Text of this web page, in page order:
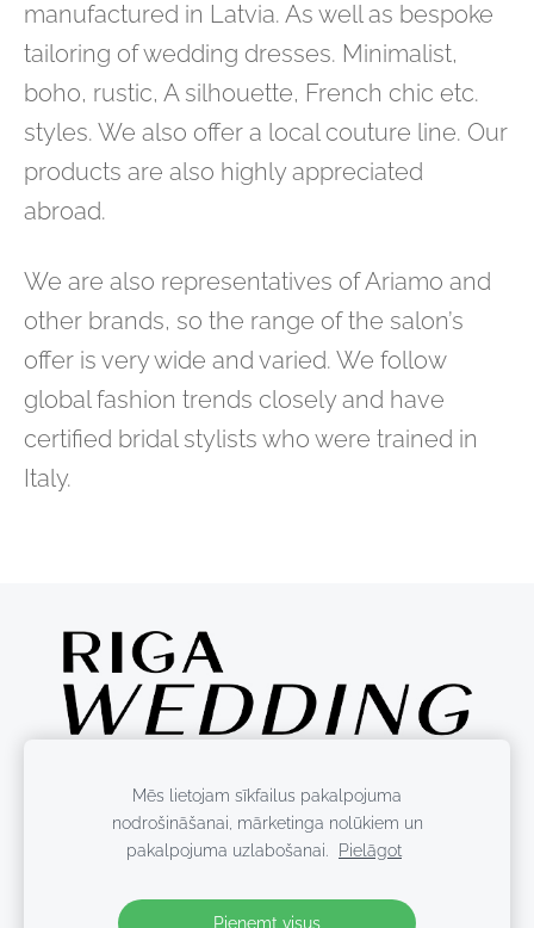
manufactured in Latvia. As well as bespoke
tailoring of wedding dresses. Minimalist,
boho, rustic, A silhouette, French chic etc.
styles. We also offer a local couture line. Our
products are also highly appreciated
abroad.
We are also representatives of Ariamo and
other brands, so the range of the salon’s
offer is very wide and varied. We follow
global fashion trends closely and have
certified bridal stylists who were trained in
Italy.
Sīkdatnes
Mēs lietojam sīkfailus pakalpojuma
nodrošināšanai, mārketinga nolūkiem un
pakalpojuma uzlabošanai.
Pielāgot
Pieņemt visus